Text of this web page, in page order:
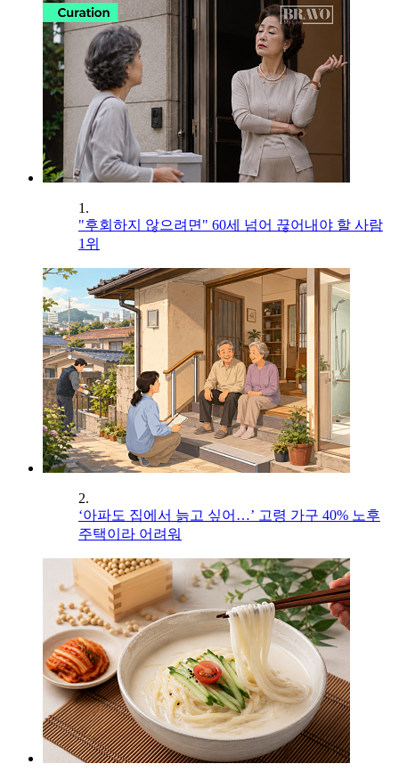
1.
"후회하지 않으려면" 60세 넘어 끊어내야 할 사람
1위
2.
‘아파도 집에서 늙고 싶어…’ 고령 가구 40% 노후
주택이라 어려워